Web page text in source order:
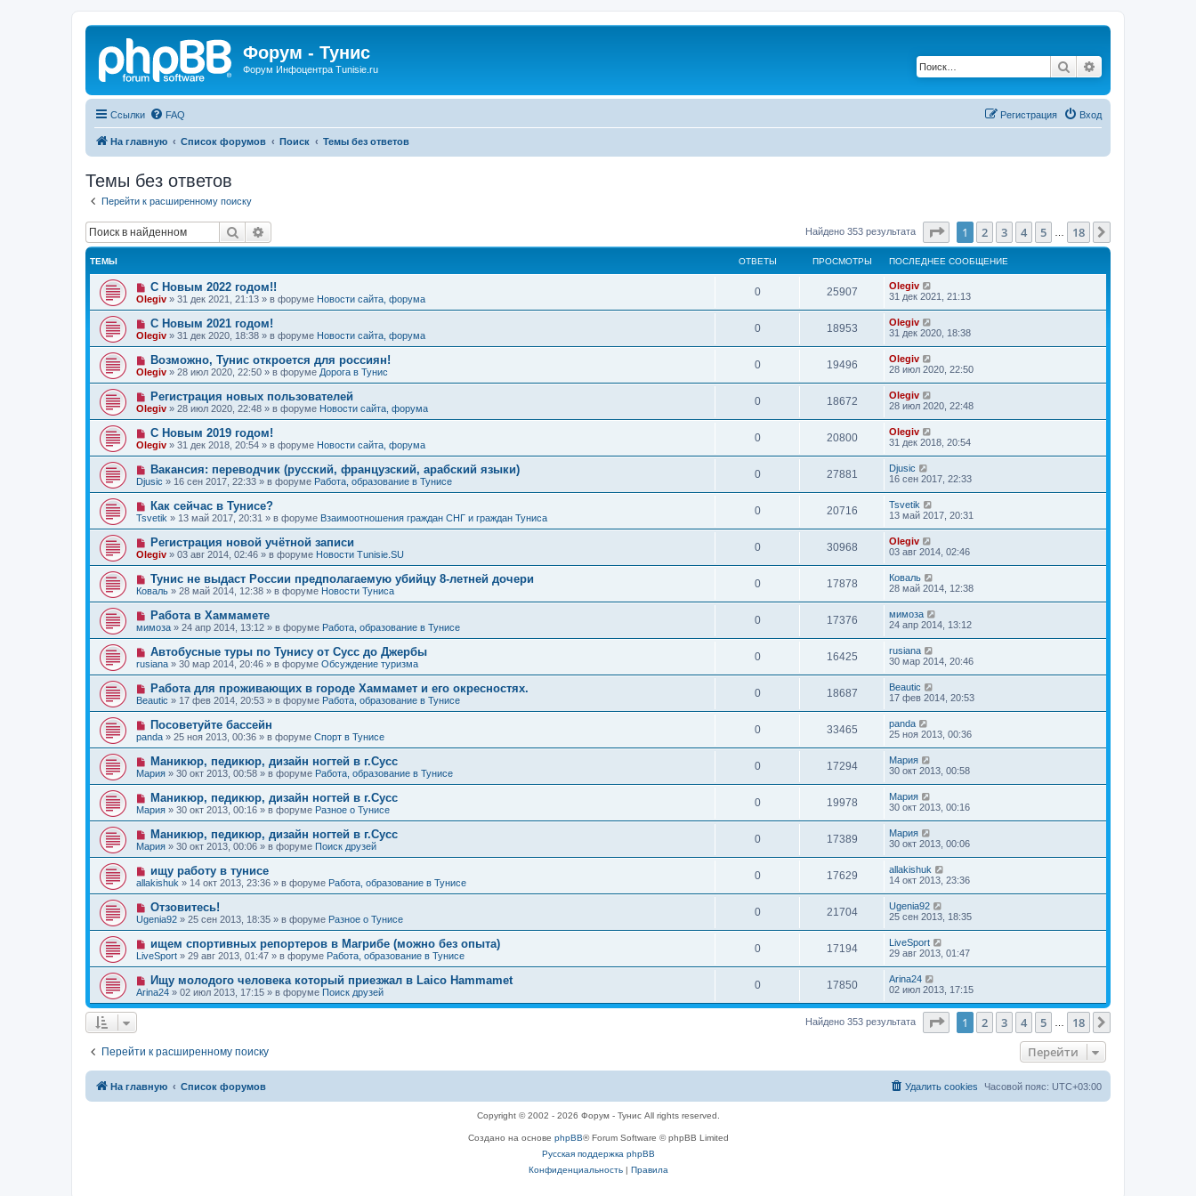
Форум - Тунис
Форум Инфоцентра Tunisie.ru Поиск
Ссылки FAQ Вход
Регистрация
На главную Список форумов Поиск Темы без ответов
Темы без ответов
Перейти к расширенному поиску
Поиск Найдено 353 результата Страница1 из 18
1 2 3 4 5 18
ТЕМЫ ОТВЕТЫ ПРОСМОТРЫ ПОСЛЕДНЕЕ СООБЩЕНИЕ
Н
о
в
е
с
о
б
щ
е
н
и
е
С Новым 2022 годом!!
Olegiv » 31 дек 2021, 21:13 » в форуме Новости сайта, форума
0 25907
Olegiv
31 дек 2021, 21:13
Н
о
в
о
е
с
о
б
щ
е
н
и
е
С Новым 2021 годом!
Olegiv » 31 дек 2020, 18:38 » в форуме Новости сайта, форума
0 18953
Olegiv
31 дек 2020, 18:38
Н
о
в
о
е
с
о
о
б
щ
е
н
и
е
Возможно, Тунис откроется для россиян!
Olegiv » 28 июл 2020, 22:50 » в форуме Дорога в Тунис
0 19496
Olegiv
28 июл 2020, 22:50
Н
о
в
е
с
о
б
щ
е
н
и
е
Регистрация новых пользователей
Olegiv » 28 июл 2020, 22:48 » в форуме Новости сайта, форума
0 18672
Olegiv
28 июл 2020, 22:48
Н
о
в
о
е
с
о
б
щ
е
н
и
е
С Новым 2019 годом!
Olegiv » 31 дек 2018, 20:54 » в форуме Новости сайта, форума
0 20800
Olegiv
31 дек 2018, 20:54
Н
о
в
о
е
с
о
б
щ
е
и
е
Вакансия: переводчик (русский, французский, арабский языки)
Djusic » 16 сен 2017, 22:33 » в форуме Работа, образование в Тунисе
0 27881
Djusic
16 сен 2017, 22:33
Н
о
в
о
е
с
о
о
б
щ
е
н
и
е
Как сейчас в Тунисе?
Tsvetik » 13 май 2017, 20:31 » в форуме Взаимоотношения граждан СНГ и граждан Туниса
0 20716
Tsvetik
13 май 2017, 20:31
Н
о
в
о
с
о
б
щ
н
и
е
Регистрация новой учётной записи
Olegiv » 03 авг 2014, 02:46 » в форуме Новости Tunisie.SU
0 30968
Olegiv
03 авг 2014, 02:46
Н
о
в
о
е
с
о
о
б
щ
е
н
и
е
Тунис не выдаст России предполагаемую убийцу 8-летней дочери
Коваль » 28 май 2014, 12:38 » в форуме Новости Туниса
0 17878
Коваль
28 май 2014, 12:38
Н
о
в
е
с
о
б
щ
е
н
и
е
Работа в Хаммамете
мимоза » 24 апр 2014, 13:12 » в форуме Работа, образование в Тунисе
0 17376
мимоза
24 апр 2014, 13:12
Н
о
в
о
е
с
о
б
щ
е
н
и
е
Автобусные туры по Тунису от Сусс до Джербы
rusiana » 30 мар 2014, 20:46 » в форуме Обсуждение туризма
0 16425
rusiana
30 мар 2014, 20:46
Н
о
в
о
е
с
о
б
щ
е
н
и
е
Работа для проживающих в городе Хаммамет и его окресностях.
Beautic » 17 фев 2014, 20:53 » в форуме Работа, образование в Тунисе
0 18687
Beautic
17 фев 2014, 20:53
Н
о
в
о
е
с
о
б
щ
е
н
и
е
Посоветуйте бассейн
panda » 25 ноя 2013, 00:36 » в форуме Спорт в Тунисе
0 33465
panda
25 ноя 2013, 00:36
Н
о
в
о
е
с
о
б
щ
н
и
е
Маникюр, педикюр, дизайн ногтей в г.Сусс
Мария » 30 окт 2013, 00:58 » в форуме Работа, образование в Тунисе
0 17294
Мария
30 окт 2013, 00:58
Н
о
в
о
е
с
о
о
б
щ
е
н
и
е
Маникюр, педикюр, дизайн ногтей в г.Сусс
Мария » 30 окт 2013, 00:16 » в форуме Разное о Тунисе
0 19978
Мария
30 окт 2013, 00:16
Н
о
в
е
с
о
о
б
щ
н
и
е
Маникюр, педикюр, дизайн ногтей в г.Сусс
Мария » 30 окт 2013, 00:06 » в форуме Поиск друзей
0 17389
Мария
30 окт 2013, 00:06
Н
о
в
е
с
о
о
б
щ
е
н
и
е
ищу работу в тунисе
allakishuk » 14 окт 2013, 23:36 » в форуме Работа, образование в Тунисе
0 17629
allakishuk
14 окт 2013, 23:36
Н
о
в
е
с
о
б
щ
е
Отзовитесь!
Ugenia92 » 25 сен 2013, 18:35 » в форуме Разное о Тунисе
0 21704
Ugenia92
25 сен 2013, 18:35
Н
о
в
о
е
с
о
е
н
и
ищем спортивных репортеров в Магрибе (можно без опыта)
LiveSport » 29 авг 2013, 01:47 » в форуме Работа, образование в Тунисе
0 17194
LiveSport
29 авг 2013, 01:47
Н
о
в
о
о
щ
е
Ищу молодого человека который приезжал в Laico Hammamet
Arina24 » 02 июл 2013, 17:15 » в форуме Поиск друзей
0 17850
Arina24
02 июл 2013, 17:15
Найдено 353 результата Страница1 из 18
1 2 3 4 5 18
Перейти к расширенному поиску Перейти
На главную Список форумов Часовой пояс: UTC+03:00
Удалить cookies
Copyright © 2002 - 2026 Форум - Тунис All rights reserved.
Создано на основе phpBB® Forum Software © phpBB Limited
Русская поддержка phpBB
Конфиденциальность| Правила